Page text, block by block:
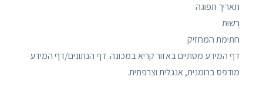
תאריך תפוגה
רְשׁוּת
חתימת המחזיק
דף המידע מסתיים באזור קריא במכונה. דף הנתונים/דף המידע
מודפס ברומנית, אנגלית וצרפתית.